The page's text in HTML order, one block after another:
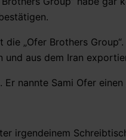
„Ofer Brothers
und aus dem Iran
nannte Sami Ofer einen
irgendeinem